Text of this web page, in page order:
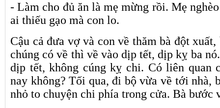
- Làm cho đủ ăn là mẹ mừng rồi. Mẹ
ai thiếu gạo mà con lo.
Cậu cả đưa vợ và con về thăm bà đột
chúng có về thì về vào dịp tết, dịp kỵ ba
dịp tết, không cúng kỵ chi. Có liên quan
nay không? Tối qua, đi bộ vừa về tới nhà,
nhỏ to chuyện chi phía trong cửa. Bà bước